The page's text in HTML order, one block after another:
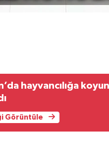
hayvancılığa
Görüntüle